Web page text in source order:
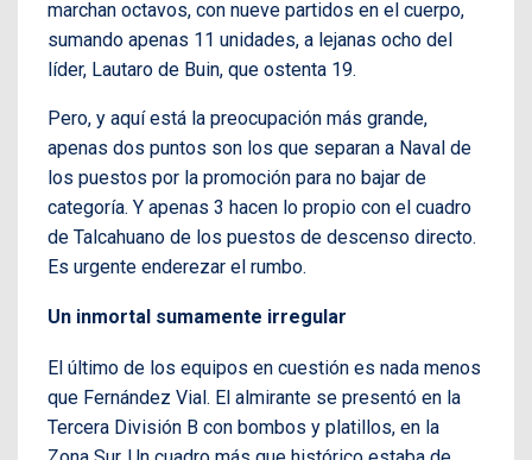
marchan octavos, con nueve partidos en el cuerpo,
sumando apenas 11 unidades, a lejanas ocho del
líder, Lautaro de Buin, que ostenta 19.
Pero, y aquí está la preocupación más grande,
apenas dos puntos son los que separan a Naval de
los puestos por la promoción para no bajar de
categoría. Y apenas 3 hacen lo propio con el cuadro
de Talcahuano de los puestos de descenso directo.
Es urgente enderezar el rumbo.
Un inmortal sumamente irregular
El último de los equipos en cuestión es nada menos
que Fernández Vial. El almirante se presentó en la
Tercera División B con bombos y platillos, en la